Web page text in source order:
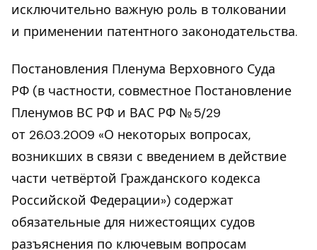
исключительно важную роль в толковании
и применении патентного законодательства.
Постановления Пленума Верховного Суда
РФ (в частности, совместное Постановление
Пленумов ВС РФ и ВАС РФ № 5/29
от 26.03.2009 «О некоторых вопросах,
возникших в связи с введением в действие
части четвёртой Гражданского кодекса
Российской Федерации») содержат
обязательные для нижестоящих судов
разъяснения по ключевым вопросам